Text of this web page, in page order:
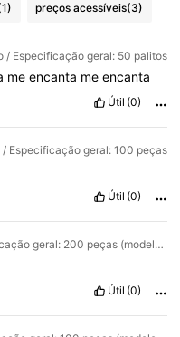
preços acessíveis(3)
/ Especificação geral: 50 palitos
meencanta meencanta
Útil (0)
/ Especificação geral: 100 peças
Útil (0)
Cor: Preto / Especificação geral: 200 peças (modelo mais vendido)
Útil (0)